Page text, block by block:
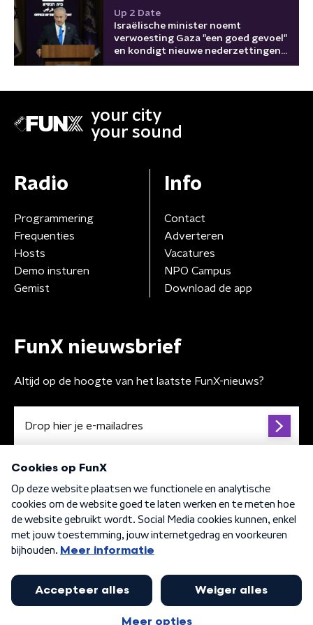
Up 2 Date
Israëlische minister noemt
verwoesting Gaza "een goed gevoel"
en kondigt nieuwe nederzettingen
your city
your sound
Radio
Programmering
Frequenties
Hosts
Demo insturen
Gemist
Info
Contact
Adverteren
Vacatures
NPO Campus
Download de app
FunX nieuwsbrief
Altijd op de hoogte van het laatste FunX-nieuws?
Algemene voorwaarden Privacybeleid